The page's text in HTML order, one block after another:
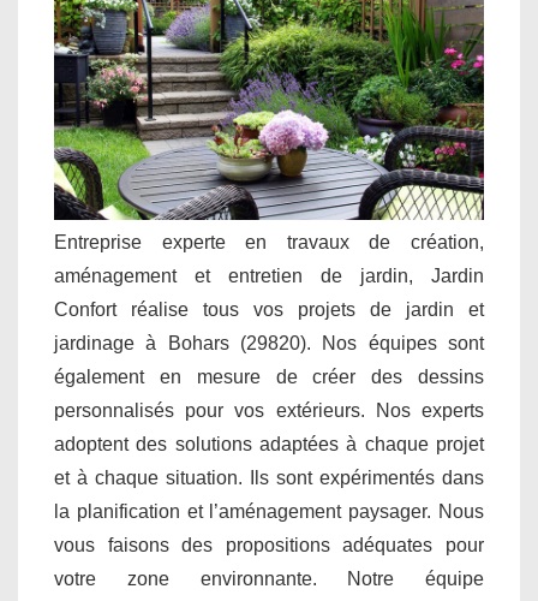
Entreprise experte en travaux de création,
aménagement et entretien de jardin, Jardin
Confort réalise tous vos projets de jardin et
jardinage à Bohars (29820). Nos équipes sont
également en mesure de créer des dessins
personnalisés pour vos extérieurs. Nos experts
adoptent des solutions adaptées à chaque projet
et à chaque situation. Ils sont expérimentés dans
la planification et l’aménagement paysager. Nous
vous faisons des propositions adéquates pour
votre zone environnante. Notre équipe